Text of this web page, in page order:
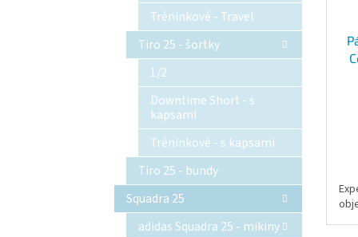
Tréninkové - Travel
Tiro 25 - šortky
1/2
Downtime Short - s
kapsami
Tréninkové - s kapsami
Tiro 25 - bundy
Squadra 25
adidas Squadra 25 - mikiny